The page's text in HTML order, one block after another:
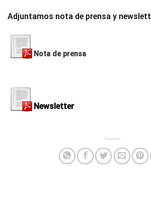
Adjuntamos nota de prensa y
Nota de prensa
Newsletter